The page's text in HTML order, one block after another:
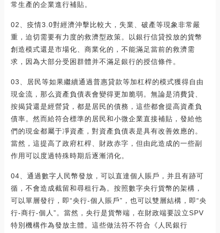
常生產的企業進行補貼。
02、疫情3.0對經濟沖擊比較大，失業、破產等現象非常嚴
重，迫切需要有力度的救濟型政策。以銀行信貸投放的貨幣
創造模式還是市場化、商業化的，不能滿足當前的救濟需
求，因為大部分受困群體并不滿足銀行的授信條件。
03、居民等如果繼續通過普惠貸款等加杠桿的模式獲得自由
現金流，那么資產負債表會變得更加脆弱。無論是消費貸、
按揭貸還是經營貸，都是居民的債務，這些都會提高資產負
債率。然而給符合標準的居民和小微企業直接補貼，發給他
們的現金都屬于凈資產，對資產負債表是具有改善效應的。
當然，這提高了政府杠桿、財政赤字，但由此造成的一些副
作用可以度過特殊時期后逐漸消化。
04、通過數字人民幣發放，可以直達個人賬戶，并且有跡可
循，不會造成截留和尋租行為。按照數字央行貨幣的架構，
可以單層發行，即“央行-個人賬戶”，也可以雙層結構，即“央
行-商行-個人”。當然，央行是貨幣端，在財政端要設立SPV
特別機構作為發放主體。這些做法符不符合《人民銀行